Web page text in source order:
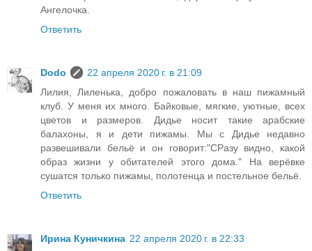
Ангелочка.
Ответить
Dodo
22 апреля 2020 г. в 21:09
Лилия, Лиленька, добро пожаловать в наш пижамный
клуб. У меня их много. Байковые, мягкие, уютные, всех
цветов и размеров. Дидье носит такие арабские
балахоны, я и дети пижамы. Мы с Дидье недавно
развешивали бельё и он говорит:"СРазу видно, какой
образ жизни у обитателей этого дома." На верёвке
сушатся только пижамы, полотенца и постельное бельё.
Ответить
Ирина Куничкина 22 апреля 2020 г. в 22:33